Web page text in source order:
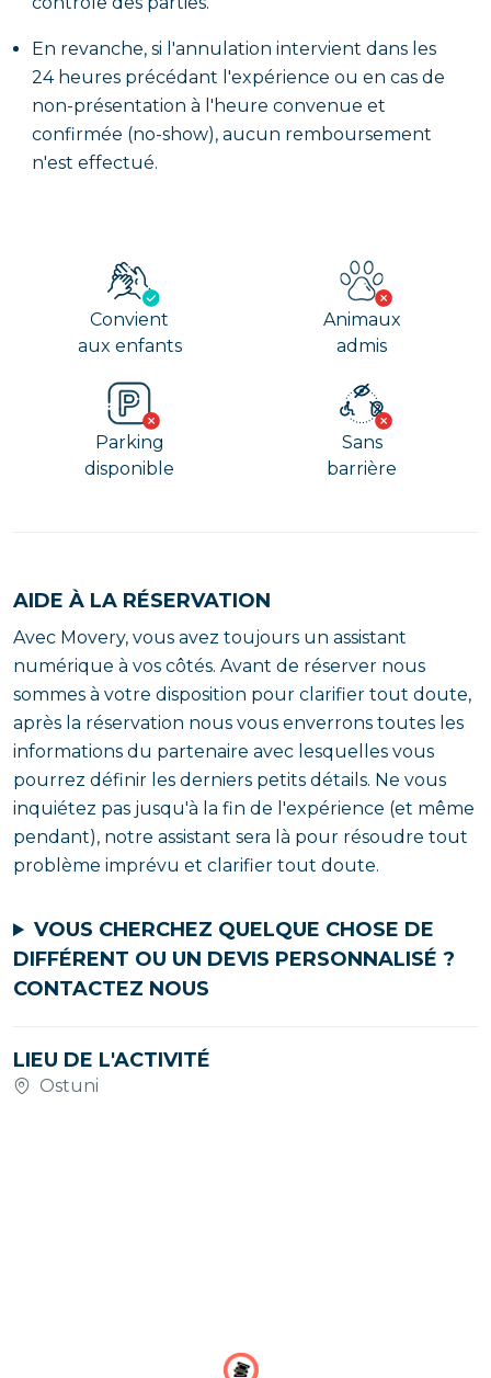
En revanche, si l'annulation intervient dans les
24 heures précédant l'expérience ou en cas de
non-présentation à l'heure convenue et
confirmée (no-show), aucun remboursement
n'est effectué.
Convient
aux enfants
Animaux
admis
Parking
disponible
Sans
barrière
AIDE À LA RÉSERVATION
Avec Movery, vous avez toujours un assistant
numérique à vos côtés. Avant de réserver nous
sommes à votre disposition pour clarifier tout doute,
après la réservation nous vous enverrons toutes les
informations du partenaire avec lesquelles vous
pourrez définir les derniers petits détails. Ne vous
inquiétez pas jusqu'à la fin de l'expérience (et même
pendant), notre assistant sera là pour résoudre tout
problème imprévu et clarifier tout doute.
VOUS CHERCHEZ QUELQUE CHOSE DE
DIFFÉRENT OU UN DEVIS PERSONNALISÉ ?
CONTACTEZ NOUS
LIEU DE L'ACTIVITÉ
Ostuni